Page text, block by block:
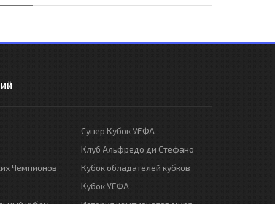
Чемпионов
Супер Кубок УЕФА
Клуб Альфредо ди Стефано
Кубок обладателей кубков
Кубок УЕФА